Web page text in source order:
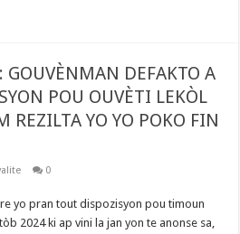
DEFAKTO A
POU OUVÈTI LEKÒL
REZILTA YO YO POKO FIN
0
yo pran tout dispozisyon pou timoun
2024 ki ap vini la jan yon te anonse sa,